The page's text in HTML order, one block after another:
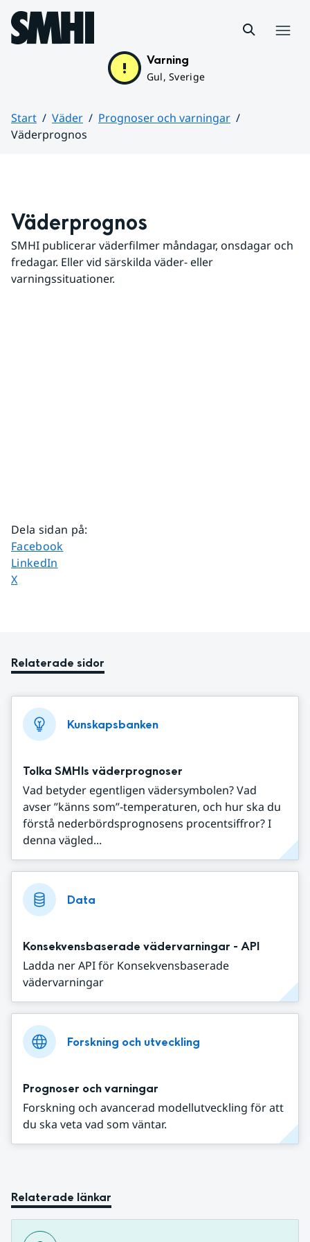
Hoppa till sidans innehåll
Varning
Gul, Sverige
Start Väder
Prognoser och varningar
Väderprognos
Väderprognos
SMHI publicerar väderfilmer måndagar, onsdagar och
fredagar. Eller vid särskilda väder- eller
varningssituationer.
Dela sidan på:
Dela sidan på
Facebook
Dela sidan på
LinkedIn
Dela sidan på
X
Relaterade sidor
Kunskapsbanken
Tolka SMHIs väderprognoser
Vad betyder egentligen vädersymbolen? Vad
avser ”känns som”-temperaturen, och hur ska du
förstå nederbördsprognosens procentsiffror? I
denna vägled...
Data
Konsekvensbaserade vädervarningar - API
Ladda ner API för Konsekvensbaserade
vädervarningar
Forskning och utveckling
Prognoser och varningar
Forskning och avancerad modellutveckling för att
du ska veta vad som väntar.
Relaterade länkar